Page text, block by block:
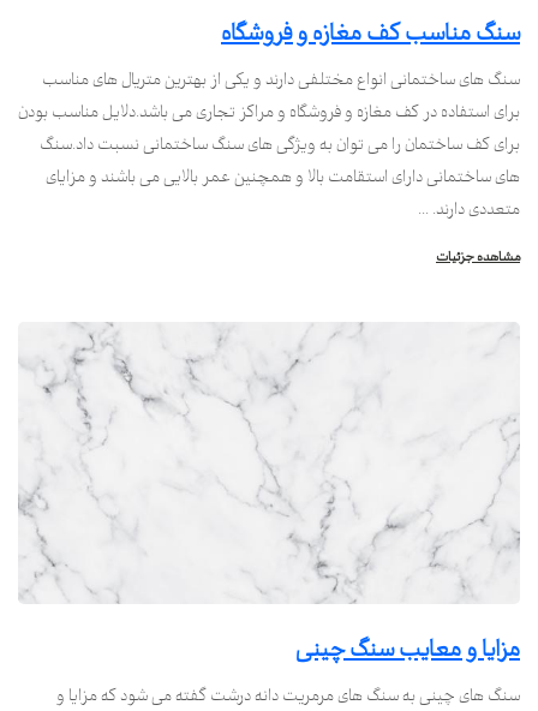
سنگ مناسب کف مغازه و فروشگاه
سنگ های ساختمانی انواع مختلفی دارند و یکی از بهترین متریال های مناسب
برای استفاده در کف مغازه و فروشگاه و مراکز تجاری می باشد.دلایل مناسب بودن
برای کف ساختمان را می توان به ویژگی های سنگ ساختمانی نسبت داد.سنگ
های ساختمانی دارای استقامت بالا و همچنین عمر بالایی می باشند و مزایای
متعددی دارند. ...
مشاهده جزئیات
مزایا و معایب سنگ چینی
سنگ های چینی به سنگ های مرمریت دانه درشت گفته می شود که مزایا و